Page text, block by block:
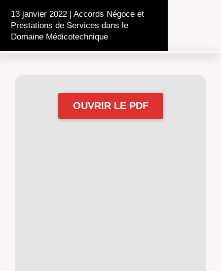
13 janvier 2022 | Accords Négoce et
Prestations de Services dans le
Domaine Médicotechnique
OUVRIR LE PDF